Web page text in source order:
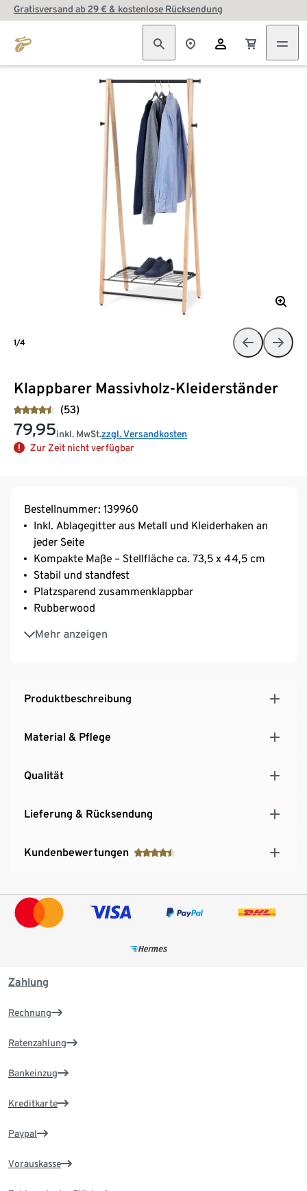
Gratisversand ab 29 € & kostenlose Rücksendung
Klappbarer Massivholz-Kleiderständer
(53)
79,95inkl. MwSt.zzgl. Versandkosten
Zur Zeit nicht verfügbar
1/4
Bestellnummer: 139960
Inkl. Ablagegitter aus Metall und Kleiderhaken an
jeder Seite
Kompakte Maße – Stellfläche ca. 73,5 x 44,5 cm
Stabil und standfest
Platzsparend zusammenklappbar
Rubberwood
Mehr anzeigen
Bodenschonende Füße
Produktbeschreibung
Material & Pflege
Qualität
Lieferung & Rücksendung
Kundenbewertungen
Zahlung
Rechnung
Ratenzahlung
Bankeinzug
Kreditkarte
Paypal
Vorauskasse